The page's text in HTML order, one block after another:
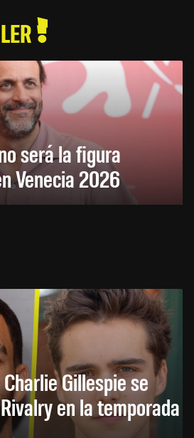
será la figura
Venecia 2026
Gillespie se
en la temporada